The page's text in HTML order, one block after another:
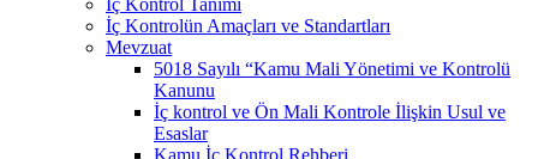
İç Kontrolün Amaçları ve Standartları
Mevzuat
5018 Sayılı “Kamu Mali Yönetimi ve Kontrolü
Kanunu
İç kontrol ve Ön Mali Kontrole İlişkin Usul ve
Esaslar
Kamu İç Kontrol Rehberi